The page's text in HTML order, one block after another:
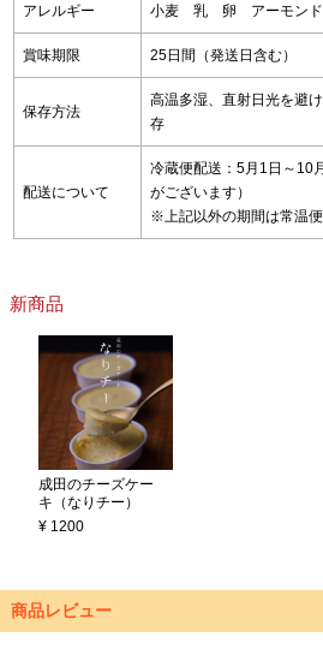
アレルギー 小麦 乳 卵 アーモンド
賞味期限 25日間（発送日含む）
保存方法
高温多湿、直射日光を避
存
配送について
冷蔵便配送：5月1日～10
がございます）
※上記以外の期間は常温
新商品
成田のチーズケー
キ（なりチー）
¥ 1200
商品レビュー